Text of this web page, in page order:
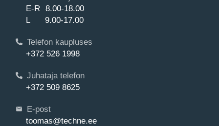
E-R 8.00-18.00
L 9.00-17.00
Telefon kaupluses
+372 526 1998
Juhataja telefon
+372 509 8625
E-post
toomas@techne.ee